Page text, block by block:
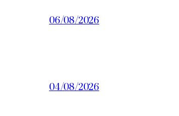
06/08/2026
04/08/2026